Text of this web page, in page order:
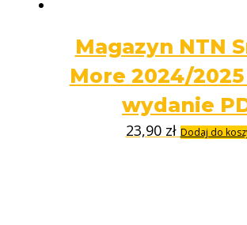
Magazyn NTN
More 2024/
wydanie
23,90 zł Dodaj do